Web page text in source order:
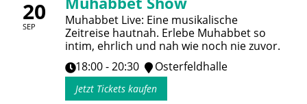
20
SEP
Muhabbet Live: Eine musikalische
Zeitreise hautnah. Erlebe Muhabbet so
intim, ehrlich und nah wie noch nie zuvor.
18:00 - 20:30
Osterfeldhalle
Jetzt Tickets kaufen